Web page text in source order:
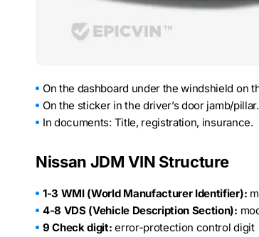
On the dashboard under the windshield on
On the sticker in the driver’s door jamb/pillar.
In documents: Title, registration, insurance.
Nissan JDM VIN Structure
1-3 WMI (World Manufacturer Identifier):
4-8 VDS (Vehicle Description Section):
9 Check digit: error-protection control digit